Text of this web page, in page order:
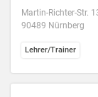
Martin-Richter-Str.
90489 Nürnberg
Lehrer/Trainer